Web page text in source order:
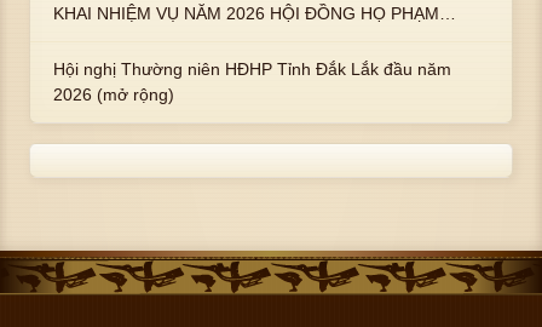
KHAI NHIỆM VỤ NĂM 2026 HỘI ĐỒNG HỌ PHẠM
Hội nghị Thường niên HĐHP Tỉnh Đắk Lắk đầu năm
2026 (mở rộng)